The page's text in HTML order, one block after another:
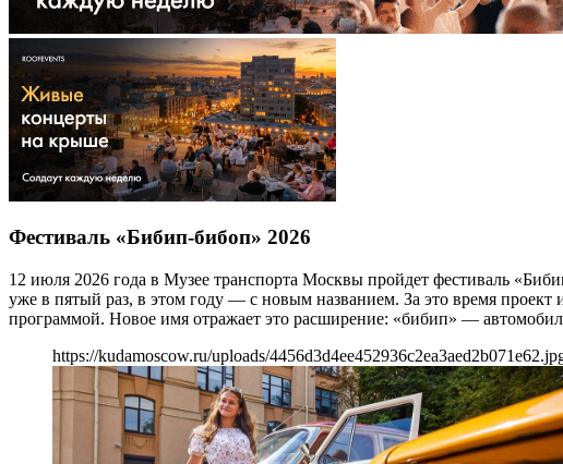
Фестиваль «Бибип-бибоп» 2026
12 июля 2026 года в Музее транспорта Москвы пройдет фестиваль
уже в пятый раз, в этом году — с новым названием. За это время
программой. Новое имя отражает это расширение: «бибип» —
https://kudamoscow.ru/uploads/